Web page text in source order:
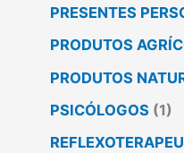
PRESENTES
PRODUTOS
PRODUTOS
PSICÓLOGOS (1)